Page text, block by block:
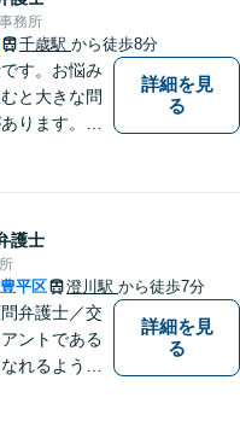
務所
千歳駅 から徒歩8分
す。お悩み
と大きな問
ります。ぜ
詳細を見
る
護士
平区 澄川駅 から徒歩7分
問弁護士／交
ントである
れるよう全
詳細を見
る